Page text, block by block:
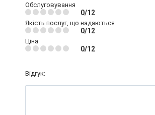
Обслуговування
0/12
Якість послуг, що надаються
0/12
Ціна
0/12
Відгук: